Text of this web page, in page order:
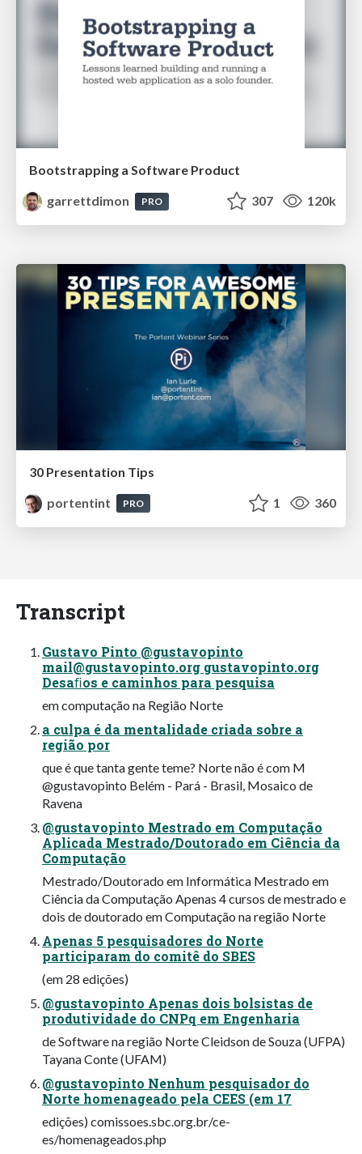
Bootstrapping a Software Product
garrettdimon
PRO 307 120k
30 Presentation Tips
portentint
PRO 1 360
Transcript
Gustavo Pinto @gustavopinto
mail@gustavopinto.org gustavopinto.org
Desaﬁos e caminhos para pesquisa
em computação na Região Norte
a culpa é da mentalidade criada sobre a
região por
que é que tanta gente teme? Norte não é com M
@gustavopinto Belém - Pará - Brasil, Mosaico de
Ravena
@gustavopinto Mestrado em Computação
Aplicada Mestrado/Doutorado em Ciência da
Computação
Mestrado/Doutorado em Informática Mestrado em
Ciência da Computação Apenas 4 cursos de mestrado e
dois de doutorado em Computação na região Norte
Apenas 5 pesquisadores do Norte
participaram do comitê do SBES
(em 28 edições)
@gustavopinto Apenas dois bolsistas de
produtividade do CNPq em Engenharia
de Software na região Norte Cleidson de Souza (UFPA)
Tayana Conte (UFAM)
@gustavopinto Nenhum pesquisador do
Norte homenageado pela CEES (em 17
edições) comissoes.sbc.org.br/ce-
es/homenageados.php